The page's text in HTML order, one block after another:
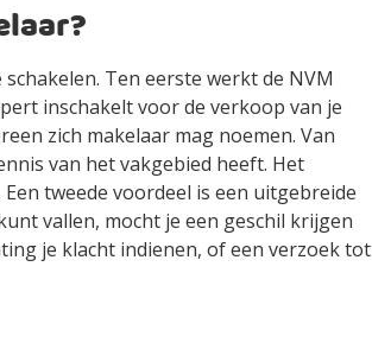
Ten eerste werkt de NVM
inschakelt voor de verkoop van je
zich makelaar mag noemen. Van
van het vakgebied heeft. Het
tweede voordeel is een uitgebreide
vallen, mocht je een geschil krijgen
je klacht indienen, of een verzoek tot